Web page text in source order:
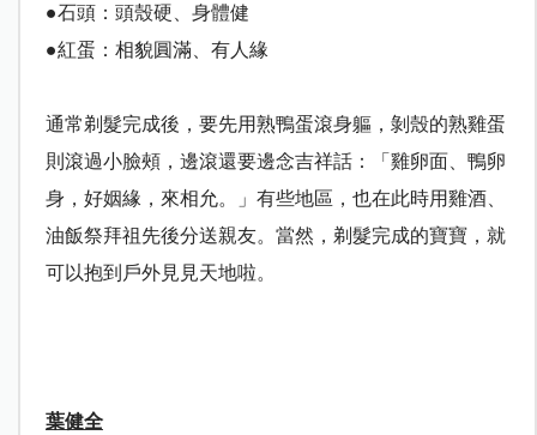
●石頭：頭殼硬、身體健
●紅蛋：相貌圓滿、有人緣
通常剃髮完成後，要先用熟鴨蛋滾身軀，剝殼的熟雞蛋
則滾過小臉頰，邊滾還要邊念吉祥話：「雞卵面、鴨卵
身，好姻緣，來相允。」有些地區，也在此時用雞酒、
油飯祭拜祖先後分送親友。當然，剃髮完成的寶寶，就
可以抱到戶外見見天地啦。
葉健全